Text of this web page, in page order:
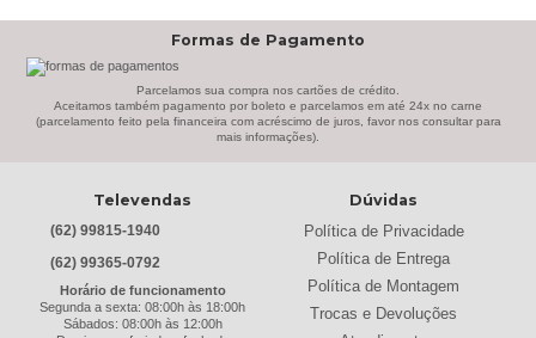
Bem Estar Clima (2)
Bem Estar Estofados (3)
Bertolini (2)
Best (9)
Braslar (6)
Formas de Pagamento
Parcelamos sua compra nos cartões de crédito.
Aceitamos também pagamento por boleto e parcelamos em até 24x no carne
(parcelamento feito pela financeira com acréscimo de juros, favor nos consultar para
mais informações).
Televendas
(62) 99815-1940
(62) 99365-0792
Horário de funcionamento
Segunda a sexta: 08:00h às 18:00h
Sábados: 08:00h às 12:00h
Dúvidas
Política de Privacidade
Política de Entrega
Política de Montagem
Trocas e Devoluções